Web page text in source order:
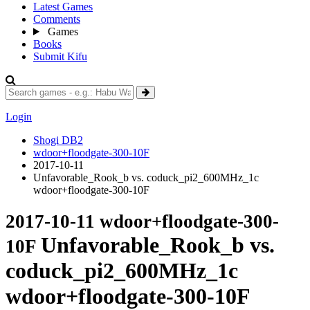
Latest Games
Comments
Games
Books
Submit Kifu
Login
Shogi DB2
wdoor+floodgate-300-10F
2017-10-11
Unfavorable_Rook_b vs. coduck_pi2_600MHz_1c
wdoor+floodgate-300-10F
2017-10-11 wdoor+floodgate-300-
10F Unfavorable_Rook_b vs.
coduck_pi2_600MHz_1c
wdoor+floodgate-300-10F